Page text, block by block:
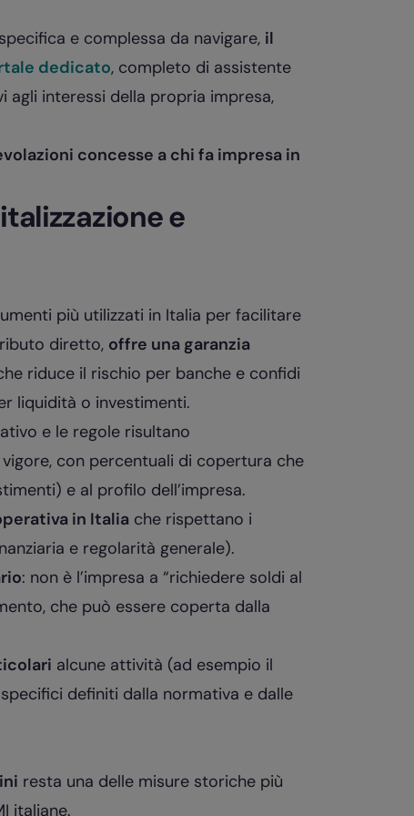
e complessa da navigare, il
dedicato, completo di assistente
interessi della propria impresa,
concesse a chi fa impresa in
e
più utilizzati in Italia per facilitare
diretto, offre una garanzia
riduce il rischio per banche e confidi
liquidità o investimenti.
e le regole risultano
con percentuali di copertura che
e al profilo dell’impresa.
in Italiache rispettano i
e regolarità generale).
: non è l’impresa a “richiedere soldi al
che può essere coperta dalla
alcune attività (ad esempio il
definiti dalla normativa e dalle
resta una delle misure storiche più
italiane.